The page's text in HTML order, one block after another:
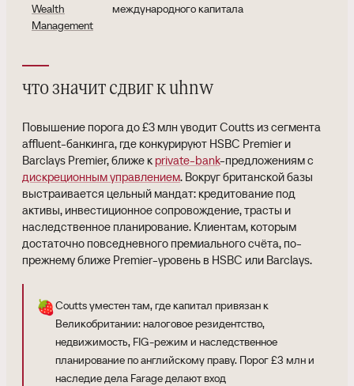
Wealth
Management
международного капитала
что значит сдвиг к uhnw
Повышение порога до £3 млн уводит Coutts из сегмента
affluent-банкинга, где конкурируют HSBC Premier и
Barclays Premier, ближе к private-bank-предложениям с
дискреционным управлением. Вокруг британской базы
выстраивается цельный мандат: кредитование под
активы, инвестиционное сопровождение, трасты и
наследственное планирование. Клиентам, которым
достаточно повседневного премиального счёта, по-
прежнему ближе Premier-уровень в HSBC или Barclays.
🍓Coutts уместен там, где капитал привязан к
Великобритании: налоговое резидентство,
недвижимость, FIG-режим и наследственное
планирование по английскому праву. Порог £3 млн и
наследие дела Farage делают вход